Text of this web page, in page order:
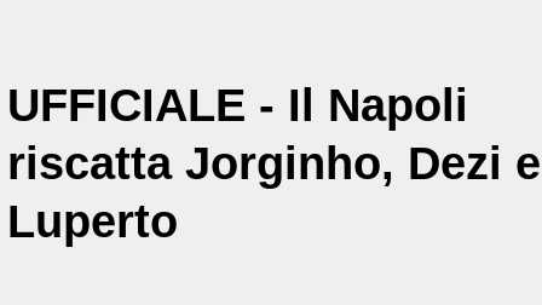
UFFICIALE - Il Napoli
riscatta Jorginho, Dezi e
Luperto